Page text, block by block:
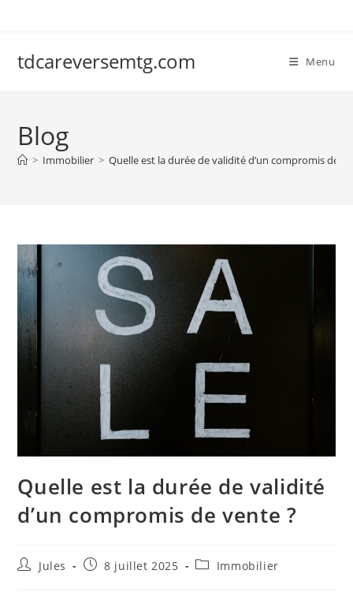
tdcareversemtg.com Menu
Blog
> Immobilier > Quelle est la durée de validité d’un compromis de
Quelle est la durée de validité
d’un compromis de vente ?
Auteur/autrice
Jules
Publication
8 juillet 2025
PostImmobilier